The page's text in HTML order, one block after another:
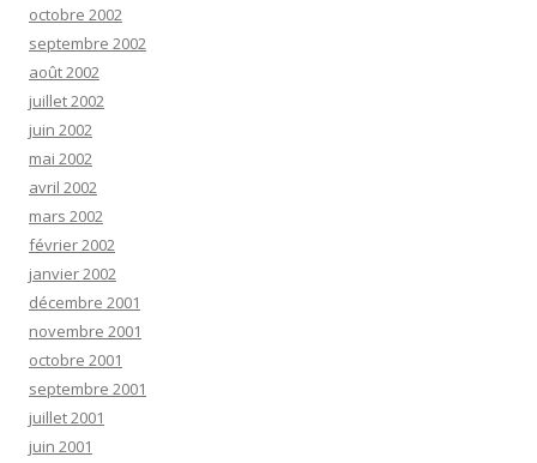
octobre 2002
septembre 2002
août 2002
juillet 2002
juin 2002
mai 2002
avril 2002
mars 2002
février 2002
janvier 2002
décembre 2001
novembre 2001
octobre 2001
septembre 2001
juillet 2001
juin 2001